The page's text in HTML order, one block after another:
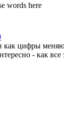
words here
как цифры
- как все